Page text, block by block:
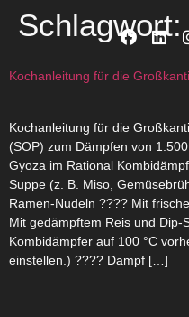
Kochanleitung für die
Kochanleitung für die
(SOP) zum Dämpfen von
Gyoza im Rational
Suppe (z. B. Miso,
Ramen-Nudeln ???? Mit
Mit gedämpftem Reis und Dip-
Kombidämpfer auf 100 °C
einstellen.) ???? Dampf […]